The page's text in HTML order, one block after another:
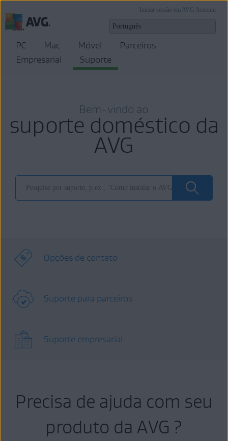
Iniciar sessão em AVG Account
PC Mac Móvel
Parceiros
Empresarial
Suporte
Bem-vindo ao
suporte doméstico da
AVG
Opções de contato
Suporte para parceiros
Suporte empresarial
Precisa de ajuda com seu
produto da AVG ?